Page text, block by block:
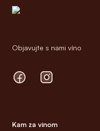
Objavujte s nami víno
FacebookInstagram
Kam za vínom